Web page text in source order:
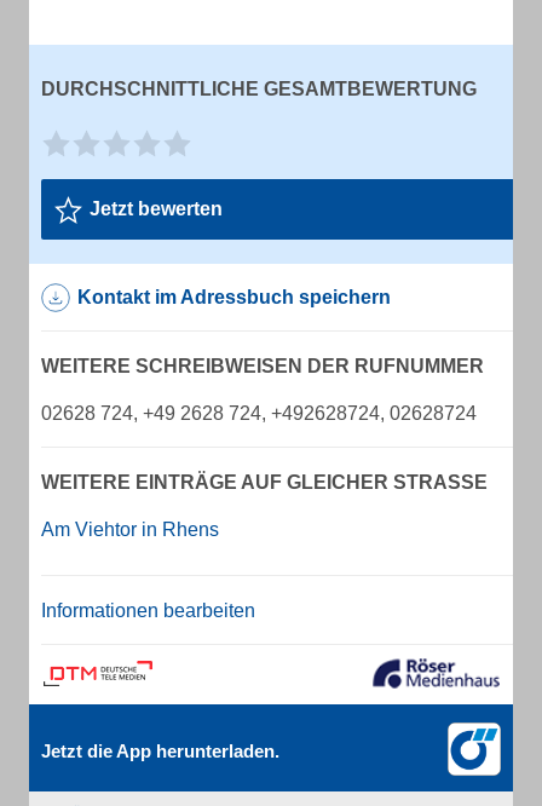
DURCHSCHNITTLICHE GESAMTBEWERTUNG
Jetzt bewerten
Kontakt im Adressbuch speichern
WEITERE SCHREIBWEISEN DER RUFNUMMER
02628 724, +49 2628 724, +492628724, 02628724
WEITERE EINTRÄGE AUF GLEICHER STRASSE
Am Viehtor in Rhens
Informationen bearbeiten
Jetzt die App herunterladen.